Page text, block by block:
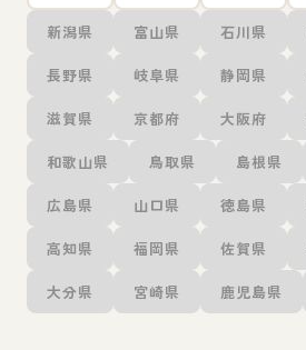
新潟県 富山県 石川県
長野県 岐阜県 静岡県
滋賀県 京都府 大阪府
和歌山県 鳥取県 島根県
広島県 山口県 徳島県
高知県 福岡県 佐賀県
大分県 宮崎県 鹿児島県